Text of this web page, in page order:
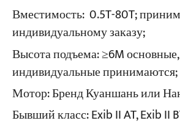
Вместимость: 0.5T-80T;
индивидуальному заказу;
Высота подъема:≥6M основные,
индивидуальные принимаются;
Мотор:Бренд Куаншань или
Бывший класс:Exib II AT, Exib II